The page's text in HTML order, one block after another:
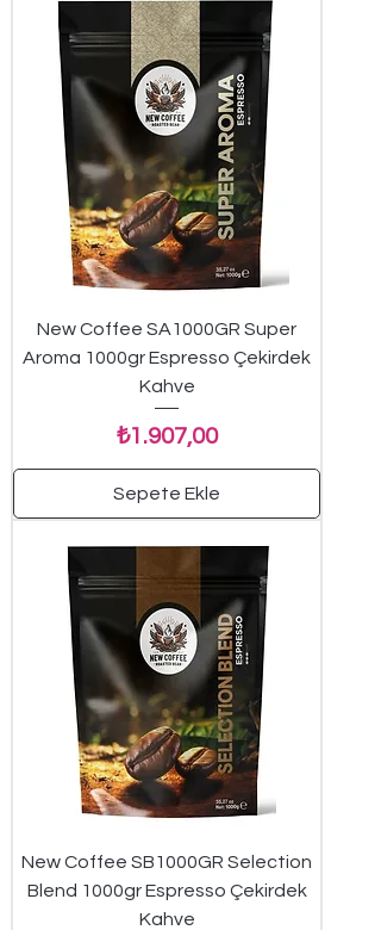
New Coffee SA1000GR Super
Aroma 1000gr Espresso Çekirdek
Kahve
Fiyat
₺1.907,00
Sepete Ekle
New Coffee SB1000GR Selection
Blend 1000gr Espresso Çekirdek
Kahve